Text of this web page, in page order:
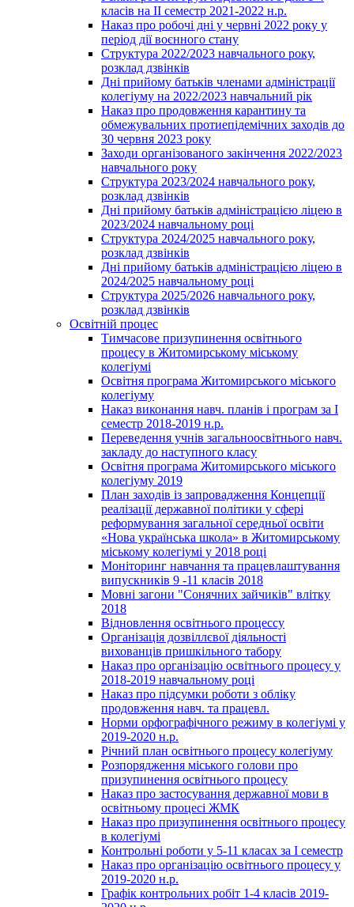
класів на ІІ семестр 2021-2022 н.р.
Наказ про робочі дні у червні 2022 року у
період дії воєнного стану
Структура 2022/2023 навчального року,
розклад дзвінків
Дні прийому батьків членами адміністрації
колегіуму на 2022/2023 навчальний рік
Наказ про продовження карантину та
обмежувальних протиепідемічних заходів до
30 червня 2023 року
Заходи організованого закінчення 2022/2023
навчального року
Структура 2023/2024 навчального року,
розклад дзвінків
Дні прийому батьків адміністрацією ліцею в
2023/2024 навчальному році
Структура 2024/2025 навчального року,
розклад дзвінків
Дні прийому батьків адміністрацією ліцею в
2024/2025 навчальному році
Структура 2025/2026 навчального року,
розклад дзвінків
Освітній процес
Тимчасове призупинення освітнього
процесу в Житомирському міському
колегіумі
Освітня програма Житомирського міського
колегіуму
Наказ виконання навч. планів і програм за І
семестр 2018-2019 н.р.
Переведення учнів загальноосвітнього навч.
закладу до наступного класу
Освітня програма Житомирського міського
колегіуму 2019
План заходів із запровадження Концепції
реалізації державної політики у сфері
реформування загальної середньої освіти
«Нова українська школа» в Житомирському
міському колегіумі у 2018 році
Моніторинг навчання та працевлаштування
випускників 9 -11 класів 2018
Мовні загони "Сонячних зайчиків" влітку
2018
Відновлення освітнього процессу
Організація дозвіллєвої діяльності
вихованців пришкільного табору
Наказ про організацію освітнього процесу у
2018-2019 навчальному році
Наказ про підсумки роботи з обліку
продовження навч. та працевл.
Норми орфографічного режиму в колегіумі у
2019-2020 н.р.
Річний план освітнього процесу колегіуму
Розпорядження міського голови про
призупинення освітнього процесу
Наказ про застосування державної мови в
освітньому процесі ЖМК
Наказ про призупинення освітнього процесу
в колегіумі
Контрольні роботи у 5-11 класах за І семестр
Наказ про організацію освітнього процесу у
2019-2020 н.р.
Графік контрольних робіт 1-4 класів 2019-